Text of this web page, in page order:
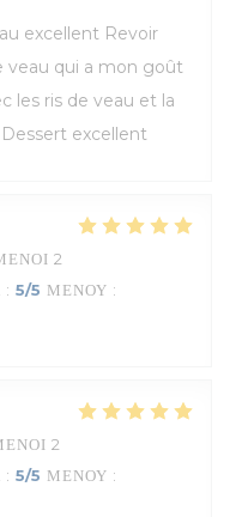
excellent Revoir
veau qui a mon goût
les ris de veau et la
excellent
2
: 5/5 ΜΕΝΟΎ :
2
: 5/5 ΜΕΝΟΎ :